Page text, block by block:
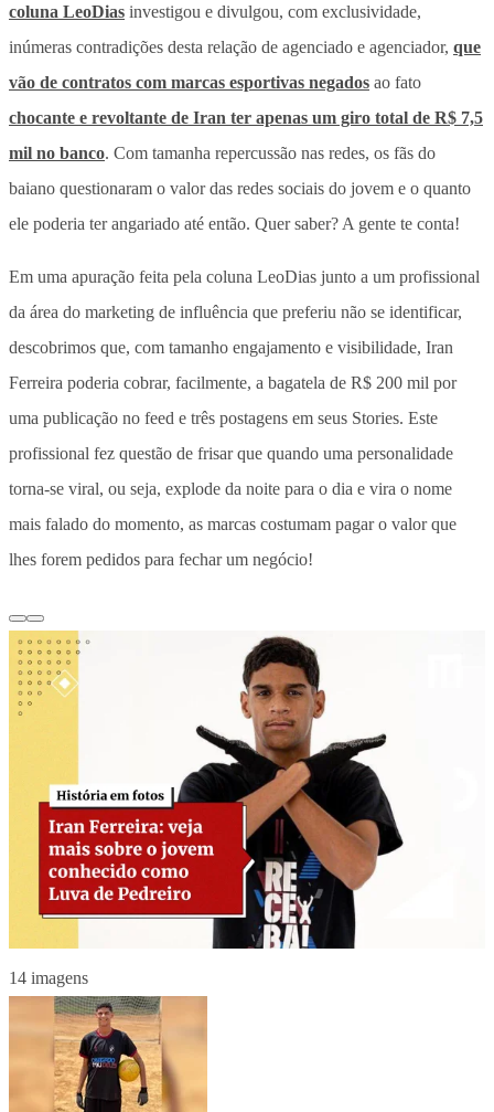
coluna LeoDias investigou e divulgou, com exclusividade,
inúmeras contradições desta relação de agenciado e agenciador, que
vão de contratos com marcas esportivas negados ao fato
chocante e revoltante de Iran ter apenas um giro total de R$ 7,5
mil no banco. Com tamanha repercussão nas redes, os fãs do
baiano questionaram o valor das redes sociais do jovem e o quanto
ele poderia ter angariado até então. Quer saber? A gente te conta!
Em uma apuração feita pela coluna LeoDias junto a um profissional
da área do marketing de influência que preferiu não se identificar,
descobrimos que, com tamanho engajamento e visibilidade, Iran
Ferreira poderia cobrar, facilmente, a bagatela de R$ 200 mil por
uma publicação no feed e três postagens em seus Stories. Este
profissional fez questão de frisar que quando uma personalidade
torna-se viral, ou seja, explode da noite para o dia e vira o nome
mais falado do momento, as marcas costumam pagar o valor que
lhes forem pedidos para fechar um negócio!
14 imagens